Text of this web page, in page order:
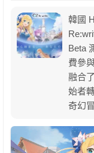
韓國
Beta
費參
融合
始者
奇幻